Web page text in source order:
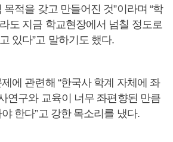
적을 갖고 만들어진 것”이라며 “학
도 지금 학교현장에서 넘칠 정도로
있다”고 말하기도 했다.
에 관련해 “한국사 학계 자체에 좌
연구와 교육이 너무 좌편향된 만큼
한다”고 강한 목소리를 냈다.